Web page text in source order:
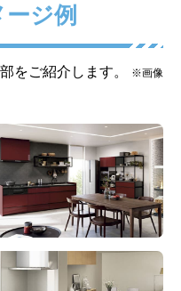
キットシンク / ラウンド
68シンク (本体サイズによ
って異なります)
理機器
ジ例
をご紹介します。
※画像